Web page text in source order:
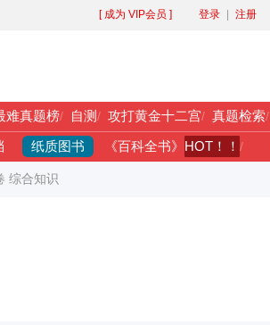
[ 成为 VIP会员 ] 登录 注册
难真题榜/ 自测/ 攻打黄金十二宫/ 真题检索/
纸质图书 《百科全书》 HOT！！ /
综合知识